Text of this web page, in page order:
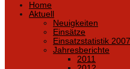
Home
Aktuell
Neuigkeiten
Einsätze
Einsatzstatistik
Jahresberichte
2011